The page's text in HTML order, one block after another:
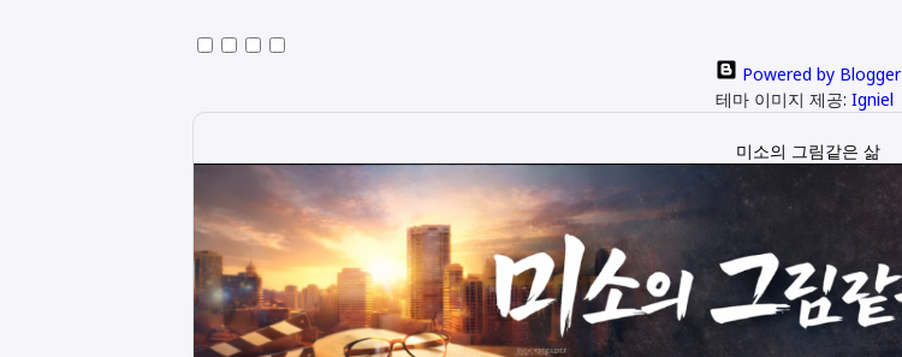
Powered by Blogger
테마 이미지 제공:Igniel
미소의 그림같은 삶